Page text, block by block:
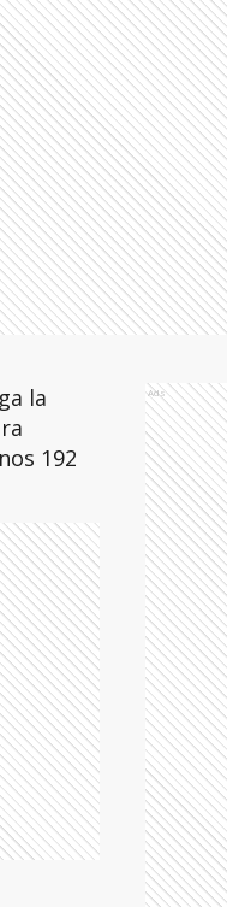
la
192
Ads